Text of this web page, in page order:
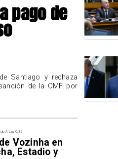
A Las 9:35
Vozinha en
Estadio y
pago de
Santiago y rechaza
de la CMF por